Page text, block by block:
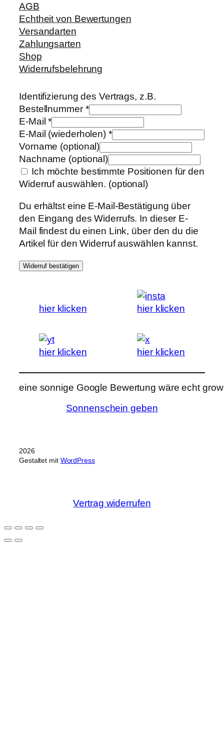
AGB
Echtheit von Bewertungen
Versandarten
Zahlungsarten
Shop
Widerrufsbelehrung
Identifizierung des Vertrags, z.B.
Bestellnummer *
E-Mail*
E-Mail (wiederholen) *
Vorname (optional)
Nachname (optional)
Ich möchte bestimmte Positionen für den
Widerruf auswählen. (optional)
Du erhältst eine E-Mail-Bestätigung über
den Eingang des Widerrufs. In dieser E-
Mail findest du einen Link, über den du die
Artikel für den Widerruf auswählen kannst.
Widerruf bestätigen
hier klicken hier klicken
hier klicken hier klicken
eine sonnige Google Bewertung wäre echt
Sonnenschein geben
2026
Gestaltet mit WordPress
Vertrag widerrufen